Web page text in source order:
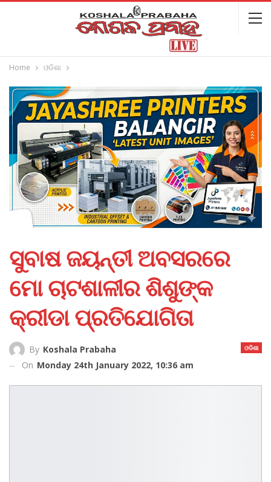
Home ଓଡିଶା
ସୁବାଷ ଜୟନ୍ତୀ ଅବସରରେ
ମୋ ଚାଟଶାଳୀର ଶିଶୁଙ୍କ
କ୍ରୀଡା ପ୍ରତିଯୋଗିତା
ଓଡିଶା
By Koshala Prabaha
On Monday 24th January 2022, 10:36 am